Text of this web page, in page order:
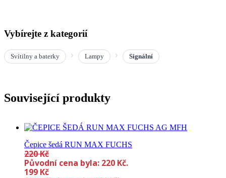
Vybírejte z kategorií
Svítilny a baterky Lampy Signální
Související produkty
Čepice šedá RUN MAX FUCHS
220Kč
Původní cena byla: 220 Kč.
199 Kč